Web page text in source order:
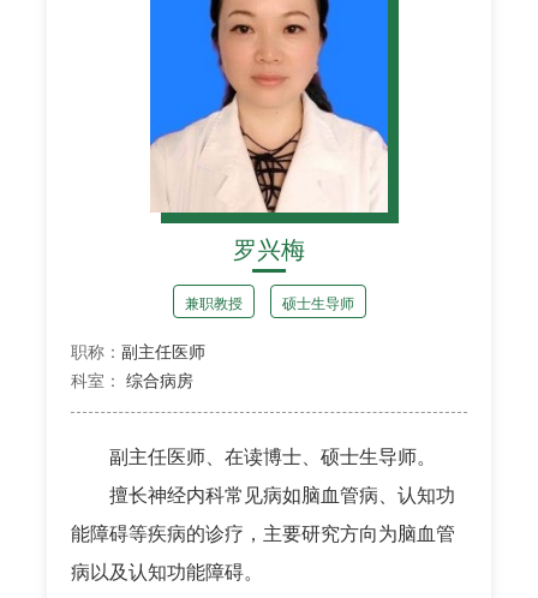
罗兴梅
兼职教授 硕士生导师
职称：副主任医师
科室： 综合病房
副主任医师、在读博士、硕士生导师。
擅长神经内科常见病如脑血管病、认知功
能障碍等疾病的诊疗，主要研究方向为脑血管
病以及认知功能障碍。